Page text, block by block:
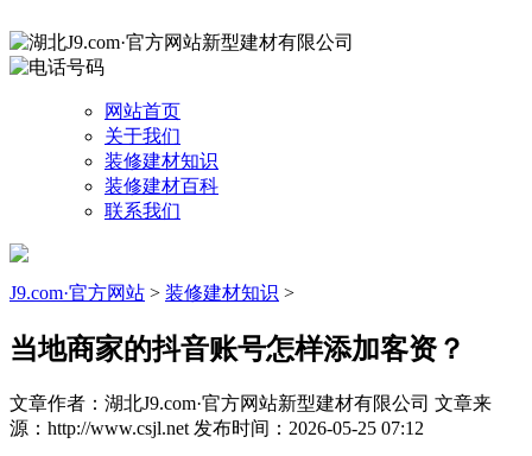
网站首页
关于我们
装修建材知识
装修建材百科
联系我们
J9.com·官方网站 > 装修建材知识 >
当地商家的抖音账号怎样添加客资？
文章作者：湖北J9.com·官方网站新型建材有限公司 文章来
源：http://www.csjl.net 发布时间：2026-05-25 07:12